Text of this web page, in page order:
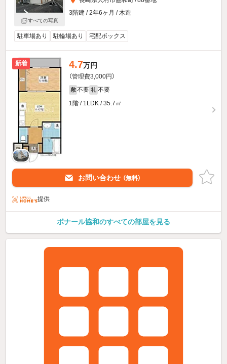
すべての写真
3階建 / 2年6ヶ月 / 木造
駐車場あり 駐輪場あり 宅配ボックス
新着 4.7万円
（管理費3,000円）
敷 不要 礼 不要
1階 / 1LDK / 35.7㎡
お問い合わせ （無料）
提供
ボナール協和のすべての部屋を見る